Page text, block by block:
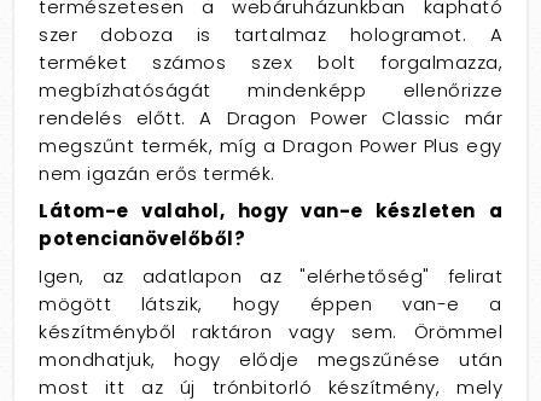
természetesen a webáruházunkban kapható
szer doboza is tartalmaz hologramot. A
terméket számos szex bolt forgalmazza,
megbízhatóságát mindenképp ellenőrizze
rendelés előtt. A Dragon Power Classic már
megszűnt termék, míg a Dragon Power Plus egy
nem igazán erős termék.
Látom-e valahol, hogy van-e készleten a
potencianövelőből?
Igen, az adatlapon az "elérhetőség" felirat
mögött látszik, hogy éppen van-e a
készítményből raktáron vagy sem. Örömmel
mondhatjuk, hogy elődje megszűnése után
most itt az új trónbitorló készítmény, mely